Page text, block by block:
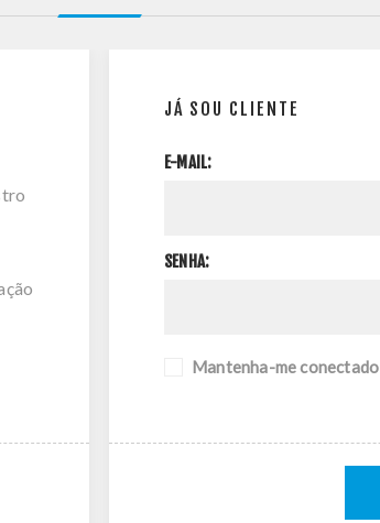
JÁ SOU CLIENTE
E-MAIL:
SENHA:
Mantenha-me conectado